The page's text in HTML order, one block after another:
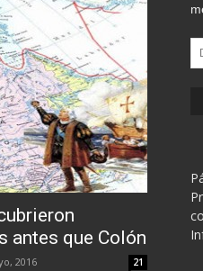
antes que Colón
2016 21